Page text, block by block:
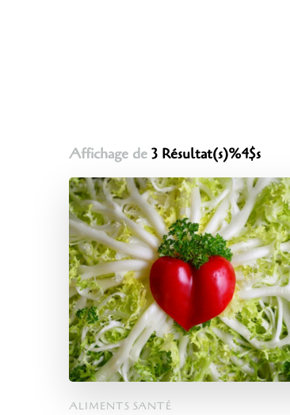
Affichage de 3 Résultat(s)%4$s
ALIMENTS SANTÉ